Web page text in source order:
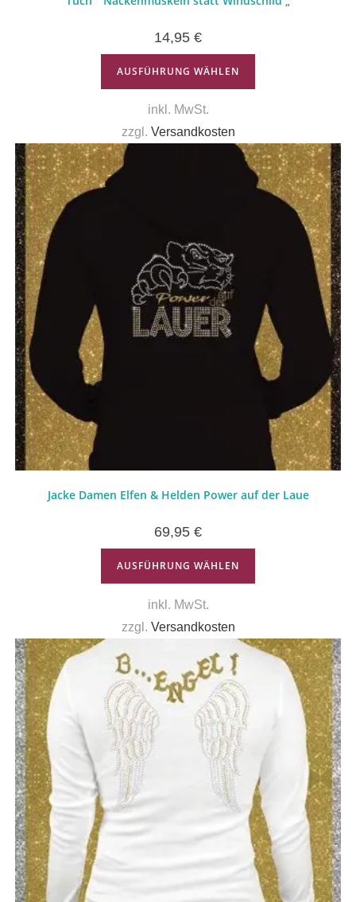
14,95 €
AUSFÜHRUNG WÄHLEN
inkl. MwSt.
zzgl. Versandkosten
Jacke Damen Elfen & Helden Power auf der Laue
69,95 €
AUSFÜHRUNG WÄHLEN
inkl. MwSt.
zzgl. Versandkosten